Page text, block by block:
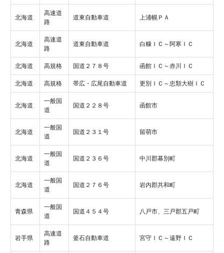
北海道
高速道
路
道東自動車道 上浦幌ＰＡ
北海道
高速道
路
道東自動車道 白糠ＩＣ～阿寒ＩＣ
北海道 高規格 国道２７８号 函館ＩＣ～赤川ＩＣ
北海道 高規格 帯広・広尾自動車道 更別ＩＣ～忠類大樹ＩＣ
北海道
一般国
道
国道２２８号 函館市
北海道
一般国
道
国道２３１号 留萌市
北海道
一般国
道
国道２３６号 中川郡幕別町
北海道
一般国
道
国道２７６号 岩内郡共和町
青森県
一般国
道
国道４５４号 八戸市、三戸郡五戸町
岩手県
高速道
路
釜石自動車道 宮守ＩＣ～遠野ＩＣ